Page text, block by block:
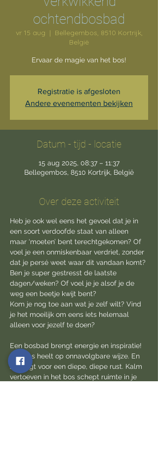
ochtendbosbad
vr 15 aug
  |
Bellegembos, 8510 Kortrijk,
België
Ervaar de magie van het bos!
Registratie is afgesloten
Andere evenementen bekijken
Datum - tijd - locatie
15 aug 2025, 08:37 – 11:37
Bellegembos, 8510 Kortrijk, België
Over deze activiteit
Heb je ook wel eens het gevoel dat je in
een soort verdoofde staat van alleen
maar ‘moeten’ bent terechtgekomen? Of
voel je een onmiskenbaar verdriet, zonder
dat je persé weet waar dit vandaan komt?
Ben je super gestresst de laatste
dagen/weken? Of voel je je alsof je de
weg een beetje kwijt bent?
Kom je nog toe aan wat je zelf wilt? Vind
je het moeilijk om eens iets helemaal
alleen voor jezelf te doen?
Een bosbad brengt energie en inspiratie!
Het bos heelt op onnavolgbare wijze. En
ze zorgt voor een diepe, diepe rust. Kalm
vertoeven in het bos schept ruimte in je